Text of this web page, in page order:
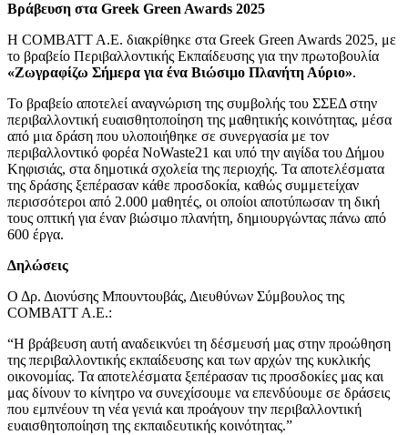
Βράβευση στα Greek Green Awards 2025
Η COMBATT A.E. διακρίθηκε στα Greek Green Awards 2025, με
το βραβείο Περιβαλλοντικής Εκπαίδευσης για την πρωτοβουλία
«Ζωγραφίζω Σήμερα για ένα Βιώσιμο Πλανήτη Αύριο».
Το βραβείο αποτελεί αναγνώριση της συμβολής του ΣΣΕΔ στην
περιβαλλοντική ευαισθητοποίηση της μαθητικής κοινότητας, μέσα
από μια δράση που υλοποιήθηκε σε συνεργασία με τον
περιβαλλοντικό φορέα NoWaste21 και υπό την αιγίδα του Δήμου
Κηφισιάς, στα δημοτικά σχολεία της περιοχής. Τα αποτελέσματα
της δράσης ξεπέρασαν κάθε προσδοκία, καθώς συμμετείχαν
περισσότεροι από 2.000 μαθητές, οι οποίοι αποτύπωσαν τη δική
τους οπτική για έναν βιώσιμο πλανήτη, δημιουργώντας πάνω από
600 έργα.
Δηλώσεις
Ο Δρ. Διονύσης Μπουντουβάς, Διευθύνων Σύμβουλος της
COMBATT A.E.:
“Η βράβευση αυτή αναδεικνύει τη δέσμευσή μας στην προώθηση
της περιβαλλοντικής εκπαίδευσης και των αρχών της κυκλικής
οικονομίας. Τα αποτελέσματα ξεπέρασαν τις προσδοκίες μας και
μας δίνουν το κίνητρο να συνεχίσουμε να επενδύουμε σε δράσεις
που εμπνέουν τη νέα γενιά και προάγουν την περιβαλλοντική
ευαισθητοποίηση της εκπαιδευτικής κοινότητας.”